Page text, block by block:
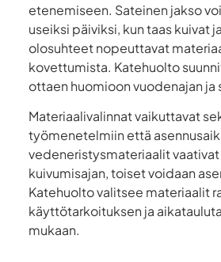
etenemiseen. Sateinen jakso
useiksi päiviksi, kun taas kuivat
olosuhteet nopeuttavat
kovettumista. Katehuolto
ottaen huomioon vuodenajan ja
Materiaalivalinnat vaikuttavat
työmenetelmiin että
vedeneristysmateriaalit
kuivumisajan, toiset voidaan
Katehuolto valitsee materiaalit
käyttötarkoituksen ja
mukaan.